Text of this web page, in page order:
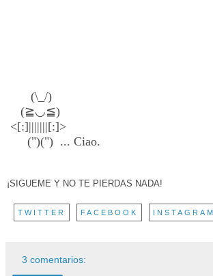
(\_/)
(≧◡≦)
<[:]|||||||[:]>
(")(") ... Ciao.
¡SIGUEME Y NO TE PIERDAS NADA!
TWITTER FACEBOOK INSTAGRAM
3 comentarios: